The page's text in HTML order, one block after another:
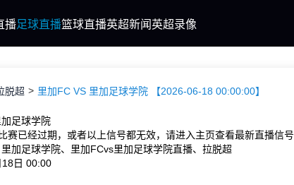
播足球直播篮球直播英超新闻 英超录像
脱超 里加FC VS 里加足球学院 【2026-06-18 00:00:00】
加足球学院
赛已经过期，或者以上信号都无效，请进入主页查看最新直播信号
里加足球学院、里加FCvs里加足球学院直播、拉脱超
18日 00:00